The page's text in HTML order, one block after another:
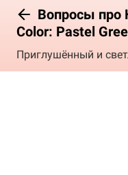
Вопросы про
Color: Pastel
Приглушённый и